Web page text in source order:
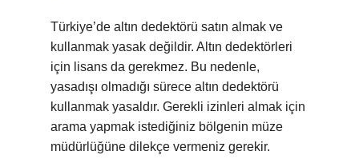
Türkiye’de altın dedektörü satın almak ve
kullanmak yasak değildir. Altın dedektörleri
için lisans da gerekmez. Bu nedenle,
yasadışı olmadığı sürece altın dedektörü
kullanmak yasaldır. Gerekli izinleri almak için
arama yapmak istediğiniz bölgenin müze
müdürlüğüne dilekçe vermeniz gerekir.